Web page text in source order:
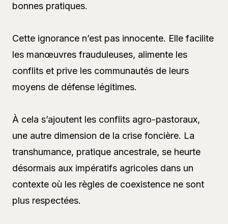
bonnes pratiques.
Cette ignorance n’est pas innocente. Elle facilite
les manœuvres frauduleuses, alimente les
conflits et prive les communautés de leurs
moyens de défense légitimes.
À cela s’ajoutent les conflits agro-pastoraux,
une autre dimension de la crise foncière. La
transhumance, pratique ancestrale, se heurte
désormais aux impératifs agricoles dans un
contexte où les règles de coexistence ne sont
plus respectées.